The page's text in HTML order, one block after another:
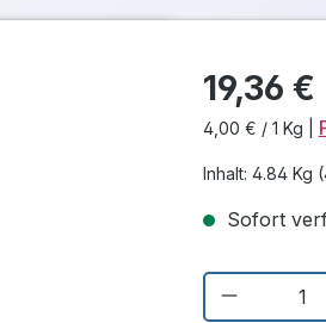
19,36
4,00 € / 1 Kg
Inhalt: 4.84 Kg
Sofort